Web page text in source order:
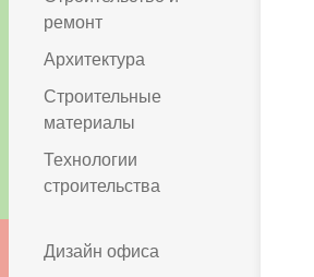
ремонт
Архитектура
Строительные
материалы
Технологии
строительства
Дизайн офиса